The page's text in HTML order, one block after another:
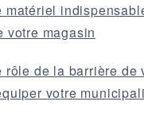
matériel
votre magasin
rôle de la barrière de
votre